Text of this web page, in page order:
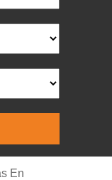
En